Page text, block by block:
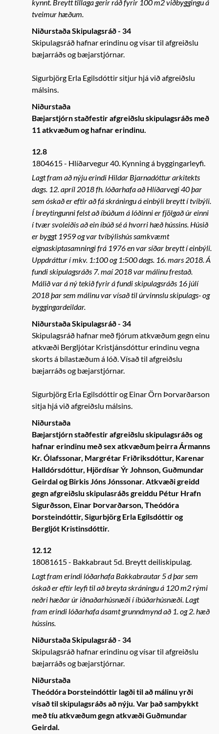
kynnt. Breytt tillaga gerir ráð fyrir 100 m2 viðbyggingu á
tveimur hæðum.
Niðurstaða Skipulagsráð - 34
Skipulagsráð hafnar erindinu og vísar til afgreiðslu
bæjarráðs og bæjarstjórnar.
Sigurbjörg Erla Egilsdóttir sitjur hjá við afgreiðslu
málsins.
Niðurstaða
Bæjarstjórn staðfestir afgreiðslu skipulagsráðs með
11 atkvæðum og hafnar erindinu.
12.8
1804615
Hlíðarvegur 40. Kynning á byggingarleyfi.
Lagt fram að nýju erindi Hildar Bjarnadóttur arkitekts
dags. 12. apríl 2018 fh. lóðarhafa að Hlíðarvegi 40 þar
sem óskað er eftir að fá skráningu á einbýli breytt í tvíbýli.
Í breytingunni felst að íbúðum á lóðinni er fjölgað úr einni
í tvær svoleiðis að ein íbúð sé á hvorri hæð hússins. Húsið
er byggt 1959 og var tvíbýlishús samkvæmt
eignaskiptasamningi frá 1976 en var síðar breytt í einbýli.
Uppdráttur í mkv. 1:100 og 1:500 dags. 16. mars 2018. Á
fundi skipulagsráðs 7. maí 2018 var málinu frestað.
Málið var á ný tekið fyrir á fundi skipulagsráðs 16 júlí
2018 þar sem málinu var vísað til úrvinnslu skipulags- og
byggingardeildar.
Niðurstaða Skipulagsráð - 34
Skipulagsráð hafnar með fjórum atkvæðum gegn einu
atkvæði Bergljótar Kristjánsdóttur erindinu vegna
skorts á bílastæðum á lóð. Vísað til afgreiðslu
bæjarráðs og bæjarstjórnar.
Sigurbjörg Erla Egilsdóttir og Einar Örn Þorvarðarson
sitja hjá við afgreiðslu málsins.
Niðurstaða
Bæjarstjórn staðfestir afgreiðslu skipulagsráðs og
hafnar erindinu með sex atkvæðum þeirra Ármanns
Kr. Ólafssonar, Margrétar Friðriksdóttur, Karenar
Halldórsdóttur, Hjördísar Ýr Johnson, Guðmundar
Geirdal og Birkis Jóns Jónssonar. Atkvæði greidd
gegn afgreiðslu skipulasráðs greiddu Pétur Hrafn
Sigurðsson, Einar Þorvarðarson, Theódóra
Þorsteindóttir, Sigurbjörg Erla Egilsdóttir og
Bergljót Kristinsdóttir.
12.12
18081615
Bakkabraut 5d. Breytt deiliskipulag.
Lagt fram erindi lóðarhafa Bakkabrautar 5 d þar sem
óskað er eftir leyfi til að breyta skráningu á 120 m2 rými
neðri hæðar úr iðnaðarhúsnæði í íbúðarhúsnæði. Lagt
fram erindi lóðarhafa ásamt grunndmynd að 1. og 2. hæð
hússins.
Niðurstaða Skipulagsráð - 34
Skipulagsráð hafnar erindinu og vísar til afgreiðslu
bæjarráðs og bæjarstjórnar.
Niðurstaða
Theódóra Þorsteindóttir lagði til að málinu yrði
vísað til skipulagsráðs að nýju. Var það samþykkt
með tíu atkvæðum gegn atkvæði Guðmundar
Geirdal.